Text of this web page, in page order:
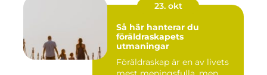
23. okt
Så här hanterar du
föräldraskapets
utmaningar
Föräldraskap är en av livets